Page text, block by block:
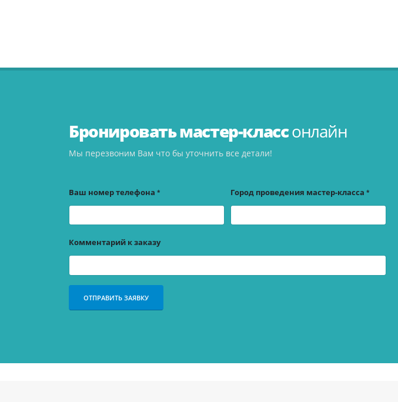
Бронировать мастер-классонлайн
Мы перезвоним Вам что бы уточнить все детали!
Ваш номер телефона Город проведения мастер-класса
Комментарий к заказу